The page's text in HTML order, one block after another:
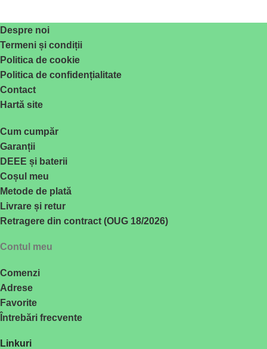
Despre noi
Termeni și condiții
Politica de cookie
Politica de confidențialitate
Contact
Hartă site
Cum cumpăr
Garanții
DEEE și baterii
Coșul meu
Metode de plată
Livrare și retur
Retragere din contract (OUG 18/2026)
Contul meu
Comenzi
Adrese
Favorite
Întrebări frecvente
Linkuri